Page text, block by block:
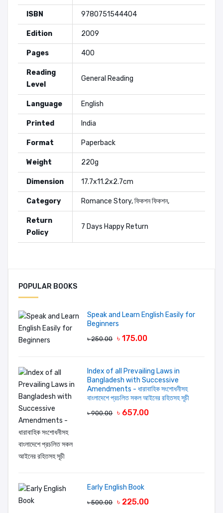
ISBN 9780751544404
Edition 2009
Pages 400
Reading
Level
General Reading
Language English
Printed India
Format Paperback
Weight 220g
Dimension 17.7x11.2x2.7cm
Category Romance Story,ফিকশনফিকশন,
Return
Policy
7 Days Happy Return
Add A Review
Your Rating
POPULAR BOOKS
Speak and Learn English Easily for
Beginners
৳ 250.00 ৳ 175.00
Index of all Prevailing Laws in
Bangladesh with Successive
Amendments - ধারাবাহিক সংশোধনীসহ
বাংলাদেশে প্রচলিত সকল আইনের রহিতসহ সূচী
৳ 900.00 ৳ 657.00
Early English Book
৳ 500.00 ৳ 225.00